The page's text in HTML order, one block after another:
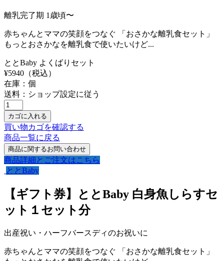
離乳完了期 1歳頃〜
赤ちゃんとママの笑顔をつなぐ 「おさかな離乳食セット」
もっとおさかなを離乳食で使いたいけど...
ととBaby よくばりセット
¥5940 （税込）
在庫： 個
送料：ショップ設定に従う
買い物カゴを確認する
商品一覧に戻る
商品詳細とご注文はこちら
ととBaby
【ギフト券】ととBaby 白身魚しらすセ
ット１セット分
出産祝い・ハーフバースディのお祝いに
赤ちゃんとママの笑顔をつなぐ 「おさかな離乳食セット」